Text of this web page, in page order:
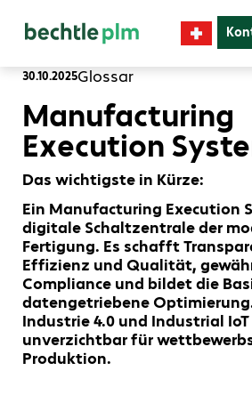
30.10.2025Glossar
Manufacturing
Execution
Das wichtigste in Kürze:
Ein Manufacturing Execution
digitale Schaltzentrale der
Fertigung. Es schafft
Effizienz und Qualität,
Compliance und bildet die
datengetriebene
Industrie 4.0 und Industrial IoT
unverzichtbar für
Produktion.